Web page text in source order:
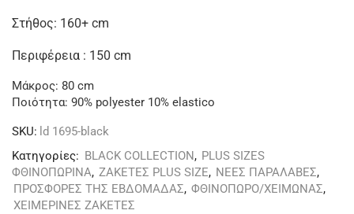
Στήθος: 160+ cm
Περιφέρεια : 150 cm
Μάκρος: 80 cm
Ποιότητα: 90% polyester 10% elastico
SKU: ld 1695-black
Κατηγορίες: BLACK COLLECTION, PLUS SIZES
ΦΘΙΝΟΠΩΡΙΝΑ, ΖΑΚΕΤΕΣ PLUS SIZE, ΝΕΕΣ ΠΑΡΑΛΑΒΕΣ,
ΠΡΟΣΦΟΡΕΣ ΤΗΣ ΕΒΔΟΜΑΔΑΣ, ΦΘΙΝΟΠΩΡΟ/ΧΕΙΜΩΝΑΣ,
ΧΕΙΜΕΡΙΝΕΣ ΖΑΚΕΤΕΣ